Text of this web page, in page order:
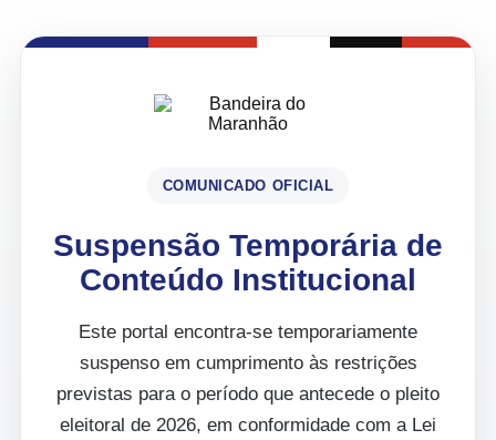
COMUNICADO OFICIAL
Suspensão Temporária de
Conteúdo Institucional
Este portal encontra-se temporariamente
suspenso em cumprimento às restrições
previstas para o período que antecede o pleito
eleitoral de 2026, em conformidade com a Lei